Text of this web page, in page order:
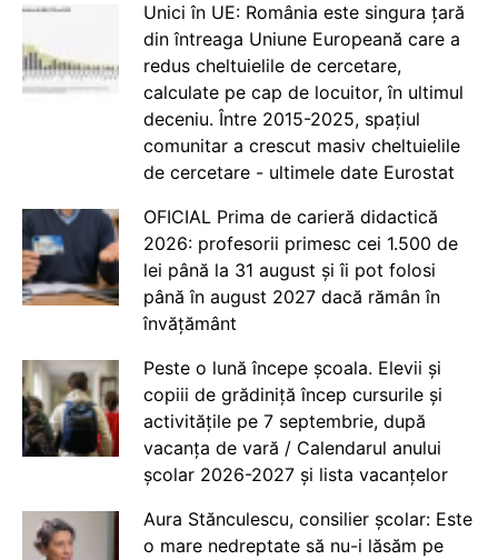
Unici în UE: România este singura țară
din întreaga Uniune Europeană care a
redus cheltuielile de cercetare,
calculate pe cap de locuitor, în ultimul
deceniu. Între 2015-2025, spațiul
comunitar a crescut masiv cheltuielile
de cercetare - ultimele date Eurostat
OFICIAL Prima de carieră didactică
2026: profesorii primesc cei 1.500 de
lei până la 31 august și îi pot folosi
până în august 2027 dacă rămân în
învățământ
Peste o lună începe școala. Elevii și
copiii de grădiniță încep cursurile și
activitățile pe 7 septembrie, după
vacanța de vară / Calendarul anului
școlar 2026-2027 și lista vacanțelor
Aura Stănculescu, consilier școlar: Este
o mare nedreptate să nu-i lăsăm pe